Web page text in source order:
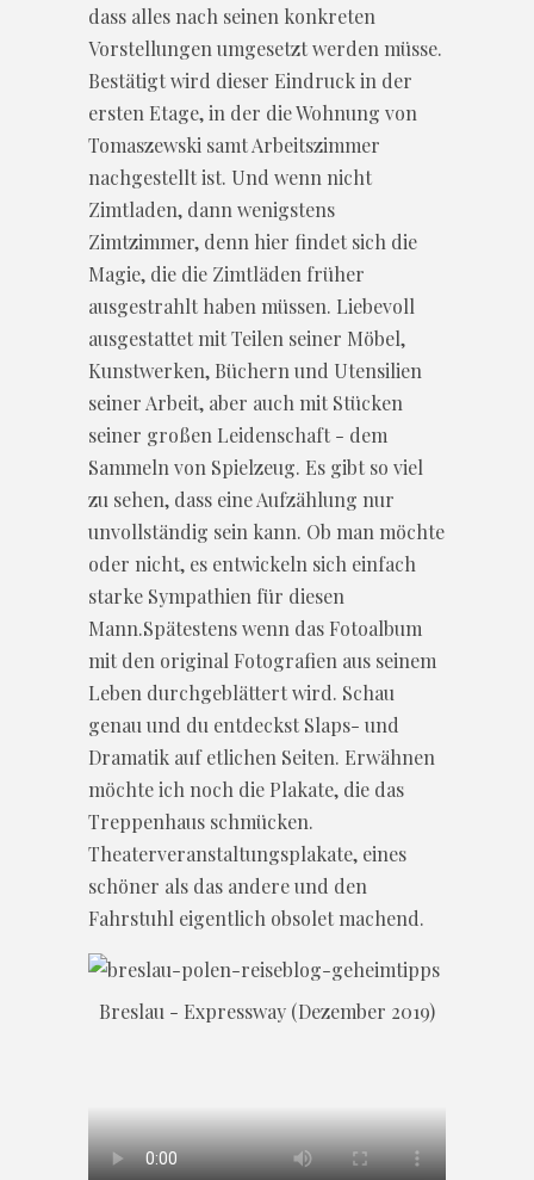
dass alles nach seinen konkreten
Vorstellungen umgesetzt werden müsse.
Bestätigt wird dieser Eindruck in der
ersten Etage, in der die Wohnung von
Tomaszewski samt Arbeitszimmer
nachgestellt ist. Und wenn nicht
Zimtladen, dann wenigstens
Zimtzimmer, denn hier findet sich die
Magie, die die Zimtläden früher
ausgestrahlt haben müssen. Liebevoll
ausgestattet mit Teilen seiner Möbel,
Kunstwerken, Büchern und Utensilien
seiner Arbeit, aber auch mit Stücken
seiner großen Leidenschaft - dem
Sammeln von Spielzeug. Es gibt so viel
zu sehen, dass eine Aufzählung nur
unvollständig sein kann. Ob man möchte
oder nicht, es entwickeln sich einfach
starke Sympathien für diesen
Mann.Spätestens wenn das Fotoalbum
mit den original Fotografien aus seinem
Leben durchgeblättert wird. Schau
genau und du entdeckst Slaps- und
Dramatik auf etlichen Seiten. Erwähnen
möchte ich noch die Plakate, die das
Treppenhaus schmücken.
Theaterveranstaltungsplakate, eines
schöner als das andere und den
Fahrstuhl eigentlich obsolet machend.
Breslau - Expressway (Dezember 2019)